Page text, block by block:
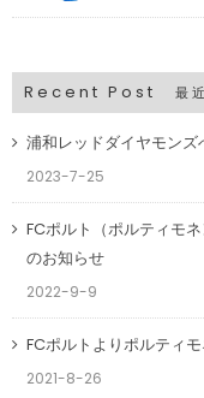
Recent Post 最
浦和レッドダイヤモン
2023-7-25
FCポルト（ポルティモ
のお知らせ
2022-9-9
FCポルトよりポルティ
2021-8-26